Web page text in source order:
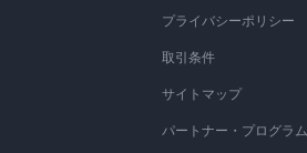
プライバシーポリシー
取引条件
サイトマップ
パートナー・プログラム